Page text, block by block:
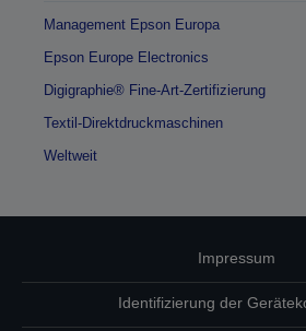
Management Epson Europa
Epson Europe Electronics
Digigraphie® Fine-Art-Zertifizierung
Textil-Direktdruckmaschinen
Weltweit
Impressum
Identifizierung der